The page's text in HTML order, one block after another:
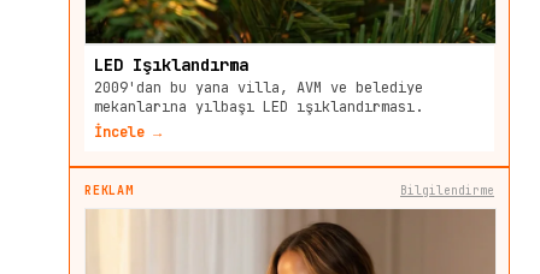
LED Işıklandırma
2009'dan bu yana villa, AVM ve belediye
mekanlarına yılbaşı LED ışıklandırması.
İncele →
REKLAM Bilgilendirme